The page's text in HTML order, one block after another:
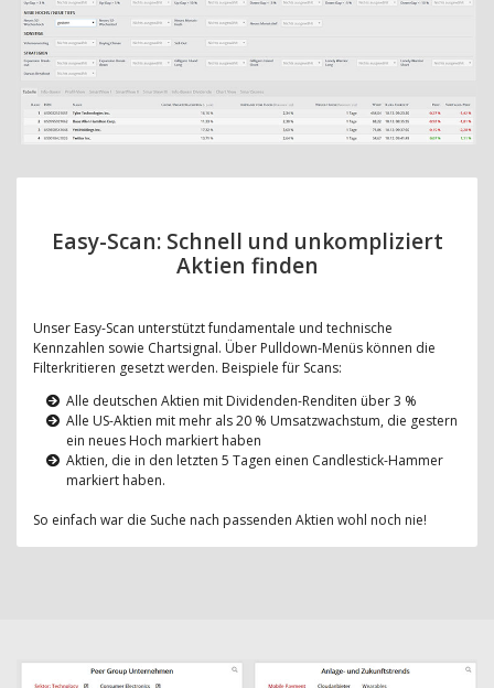
Easy-Scan: Schnell und unkompliziert
Aktien finden
Unser Easy-Scan unterstützt fundamentale und technische
Kennzahlen sowie Chartsignal. Über Pulldown-Menüs können die
Filterkritieren gesetzt werden. Beispiele für Scans:
Alle deutschen Aktien mit Dividenden-Renditen über 3 %
Alle US-Aktien mit mehr als 20 % Umsatzwachstum, die gestern
ein neues Hoch markiert haben
Aktien, die in den letzten 5 Tagen einen Candlestick-Hammer
markiert haben.
So einfach war die Suche nach passenden Aktien wohl noch nie!